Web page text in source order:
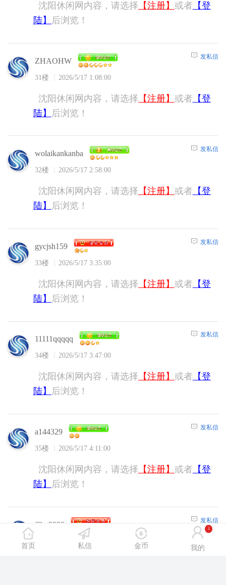
沈阳休闲网内容，请选择 【注册】 或者 【登
陆】
后浏览！
ZHAOHW
31楼 2026/5/17 1:08:00
发私信
沈阳休闲网内容，请选择 【注册】 或者 【登
陆】
后浏览！
wolaikankanba
32楼 2026/5/17 2:58:00
发私信
沈阳休闲网内容，请选择 【注册】 或者 【登
陆】
后浏览！
gycjsh159
33楼 2026/5/17 3:35:00
发私信
沈阳休闲网内容，请选择 【注册】 或者 【登
陆】
后浏览！
11111qqqqq
34楼 2026/5/17 3:47:00
发私信
沈阳休闲网内容，请选择 【注册】 或者 【登
陆】
后浏览！
a144329
35楼 2026/5/17 4:11:00
发私信
沈阳休闲网内容，请选择 【注册】 或者 【登
陆】
后浏览！
Cbp9998
36楼 2026/5/17 6:40:00
发私信
首页 私信 金币 我的
1